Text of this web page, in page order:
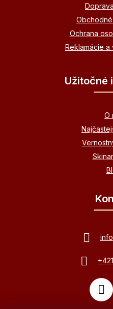
Ochrana
Reklamácie a
Užitočné
O
info